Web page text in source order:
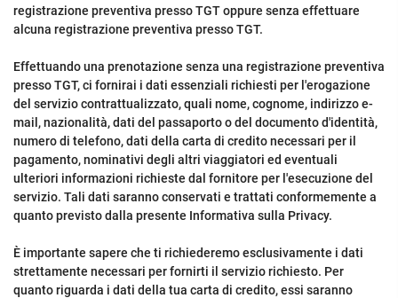
registrazione preventiva presso TGT oppure senza effettuare
alcuna registrazione preventiva presso TGT.
Effettuando una prenotazione senza una registrazione preventiva
presso TGT, ci fornirai i dati essenziali richiesti per l'erogazione
del servizio contrattualizzato, quali nome, cognome, indirizzo e-
mail, nazionalità, dati del passaporto o del documento d'identità,
numero di telefono, dati della carta di credito necessari per il
pagamento, nominativi degli altri viaggiatori ed eventuali
ulteriori informazioni richieste dal fornitore per l'esecuzione del
servizio. Tali dati saranno conservati e trattati conformemente a
quanto previsto dalla presente Informativa sulla Privacy.
È importante sapere che ti richiederemo esclusivamente i dati
strettamente necessari per fornirti il servizio richiesto. Per
quanto riguarda i dati della tua carta di credito, essi saranno